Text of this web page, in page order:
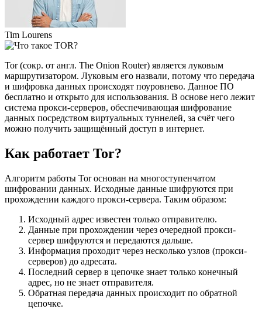
Tim Lourens
Tor (сокр. от англ. The Onion Router) является луковым
маршрутизатором. Луковым его назвали, потому что передача
и шифровка данных происходят поуровнево. Данное ПО
бесплатно и открыто для использования. В основе него лежит
система прокси-серверов, обеспечивающая шифрование
данных посредством виртуальных туннелей, за счёт чего
можно получить защищённый доступ в интернет.
Как работает Tor?
Алгоритм работы Tor основан на многоступенчатом
шифровании данных. Исходные данные шифруются при
прохождении каждого прокси-сервера. Таким образом:
Исходный адрес известен только отправителю.
Данные при прохождении через очередной прокси-
сервер шифруются и передаются дальше.
Информация проходит через несколько узлов (прокси-
серверов) до адресата.
Последний сервер в цепочке знает только конечный
адрес, но не знает отправителя.
Обратная передача данных происходит по обратной
цепочке.